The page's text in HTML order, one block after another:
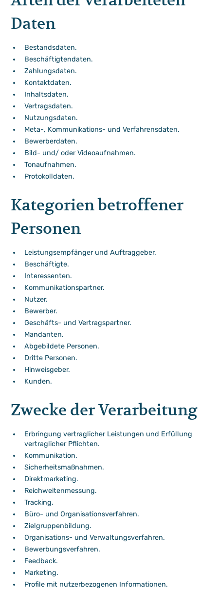
Daten
Bestandsdaten.
Beschäftigtendaten.
Zahlungsdaten.
Kontaktdaten.
Inhaltsdaten.
Vertragsdaten.
Nutzungsdaten.
Meta-, Kommunikations- und Verfahrensdaten.
Bewerberdaten.
Bild- und/ oder Videoaufnahmen.
Tonaufnahmen.
Protokolldaten.
Kategorien betroffener
Personen
Leistungsempfänger und Auftraggeber.
Beschäftigte.
Interessenten.
Kommunikationspartner.
Nutzer.
Bewerber.
Geschäfts- und Vertragspartner.
Mandanten.
Abgebildete Personen.
Dritte Personen.
Hinweisgeber.
Kunden.
Zwecke der Verarbeitung
Erbringung vertraglicher Leistungen und Erfüllung
vertraglicher Pflichten.
Kommunikation.
Sicherheitsmaßnahmen.
Direktmarketing.
Reichweitenmessung.
Tracking.
Büro- und Organisationsverfahren.
Zielgruppenbildung.
Organisations- und Verwaltungsverfahren.
Bewerbungsverfahren.
Feedback.
Marketing.
Profile mit nutzerbezogenen Informationen.